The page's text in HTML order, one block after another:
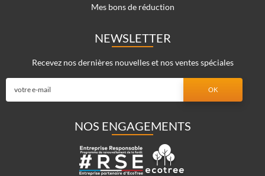
Mes bons de réduction
NEWSLETTER
Recevez nos dernières nouvelles et nos ventes spéciales
NOS ENGAGEMENTS